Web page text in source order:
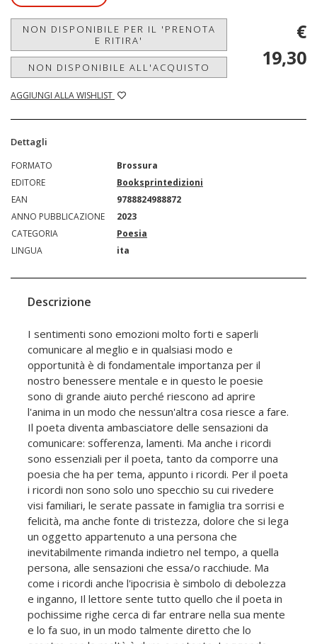
NON DISPONIBILE PER IL 'PRENOTA
E RITIRA'
NON DISPONIBILE ALL'ACQUISTO
AGGIUNGI ALLA WISHLIST
€
19,30
Dettagli
FORMATO
Brossura
EDITORE
Booksprintedizioni
EAN
9788824988872
ANNO PUBBLICAZIONE
2023
CATEGORIA
Poesia
LINGUA
ita
Descrizione
I sentimenti sono emozioni molto forti e saperli
comunicare al meglio e in qualsiasi modo e
opportunità è di fondamentale importanza per il
nostro benessere mentale e in questo le poesie
sono di grande aiuto perché riescono ad aprire
l'anima in un modo che nessun'altra cosa riesce a fare.
Il poeta diventa ambasciatore delle sensazioni da
comunicare: sofferenza, lamenti. Ma anche i ricordi
sono essenziali per il poeta, tanto da comporre una
poesia che ha per tema, appunto i ricordi. Per il poeta
i ricordi non sono solo uno specchio su cui rivedere
visi familiari, le serate passate in famiglia tra sorrisi e
felicità, ma anche fonte di tristezza, dolore che si lega
un oggetto appartenuto a una persona che
inevitabilmente rimanda indietro nel tempo, a quella
persona, alle sensazioni che essa/o racchiude. Ma
come i ricordi anche l'ipocrisia è simbolo di debolezza
e inganno, Il lettore sente tutto quello che il poeta in
pochissime righe cerca di far entrare nella sua mente
e lo fa suo, in un modo talmente diretto che lo